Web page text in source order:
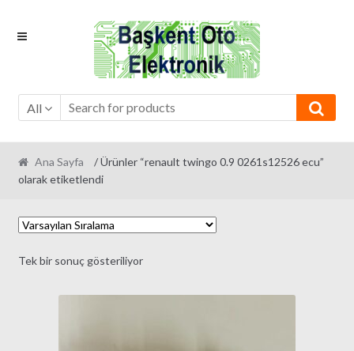
Skip
Skip
All
Ana Sayfa
/ Ürünler “renault twingo 0.9 0261s12526 ecu”
olarak etiketlendi
Tek bir sonuç gösteriliyor